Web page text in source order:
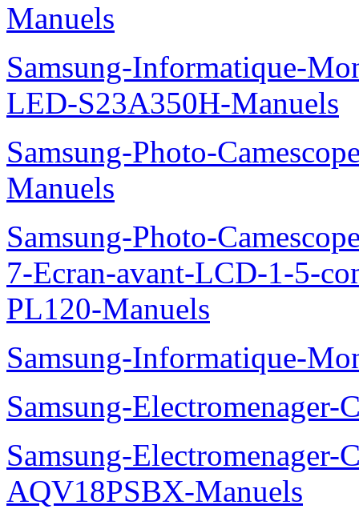
Manuels
Samsung-Informatique-
LED-S23A350H-Manuels
Samsung-Photo-
Manuels
Samsung-Photo-
7-Ecran-avant-LCD-1-5-
PL120-Manuels
Samsung-Informatique-
Samsung-
Samsung-Electromenager-
AQV18PSBX-Manuels